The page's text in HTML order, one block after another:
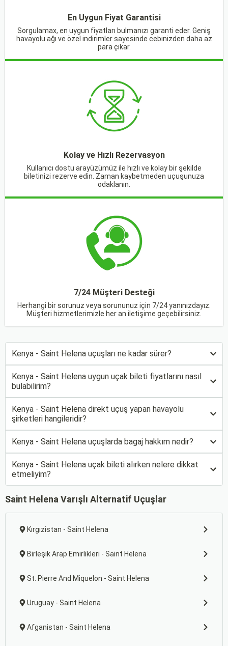
En Uygun Fiyat Garantisi
Sorgulamax, en uygun fiyatları bulmanızı garanti eder. Geniş
havayolu ağı ve özel indirimler sayesinde cebinizden daha az
para çıkar.
Kolay ve Hızlı Rezervasyon
Kullanıcı dostu arayüzümüz ile hızlı ve kolay bir şekilde
biletinizi rezerve edin. Zaman kaybetmeden uçuşunuza
odaklanın.
7/24 Müşteri Desteği
Herhangi bir sorunuz veya sorununuz için 7/24 yanınızdayız.
Müşteri hizmetlerimizle her an iletişime geçebilirsiniz.
Kenya - Saint Helena uçuşları ne kadar sürer?
Kenya - Saint Helena uygun uçak bileti fiyatlarını nasıl
bulabilirim?
Kenya - Saint Helena direkt uçuş yapan havayolu
şirketleri hangileridir?
Kenya - Saint Helena uçuşlarda bagaj hakkım nedir?
Kenya - Saint Helena uçak bileti alırken nelere dikkat
etmeliyim?
Saint Helena Varışlı Alternatif Uçuşlar
Kırgızistan - Saint Helena
Birleşik Arap Emirlikleri - Saint Helena
St. Pierre And Miquelon - Saint Helena
Uruguay - Saint Helena
Afganistan - Saint Helena